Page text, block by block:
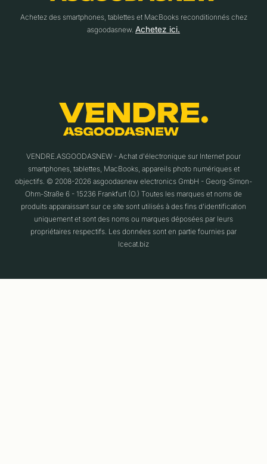
Achetez des smartphones, tablettes et MacBooks reconditionnés chez
asgoodasnew. Achetez ici.
VENDRE.ASGOODASNEW - Achat d'électronique sur Internet pour
smartphones, tablettes, MacBooks, appareils photo numériques et
objectifs. © 2008-2026 asgoodasnew electronics GmbH - Georg-Simon-
Ohm-Straße 6 - 15236 Frankfurt (O.) Toutes les marques et noms de
produits apparaissant sur ce site sont utilisés à des fins d'identification
uniquement et sont des noms ou marques déposées par leurs
propriétaires respectifs. Les données sont en partie fournies par
Icecat.biz